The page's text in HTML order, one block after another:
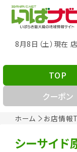
8月8日（土）現在
ホーム お店情報
TOP
クーポン
シーサイド